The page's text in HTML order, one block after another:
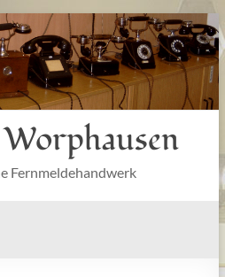
Fernmeldehandwerk